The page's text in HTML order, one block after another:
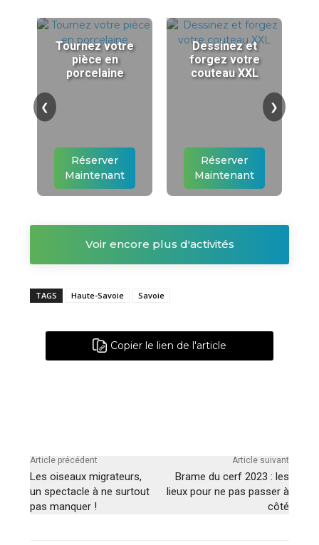
Tournez votre
pièce en
porcelaine
Réserver
Maintenant
Dessinez et
forgez votre
couteau XXL
Réserver
Maintenant
❮ ❯
Voir encore plus d'activités
TAGS Haute-Savoie Savoie
Copier le lien de l'article
Article précédent
Les oiseaux migrateurs,
un spectacle à ne surtout
pas manquer !
Article suivant
Brame du cerf 2023 : les
lieux pour ne pas passer à
côté